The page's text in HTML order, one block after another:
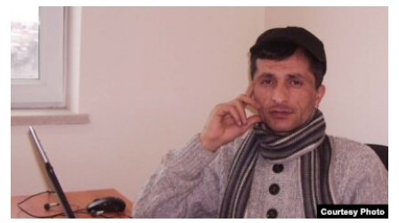
ARAŞDIRMA
MULTIMEDIA
VIDEO
FOTOQALEREYA
İNFOQRAFIKA
KARIKATURA
RADIO ARXIV
OXU ZALI
AZƏRBAYCAN ƏDƏBIYYATI KITABXANASI
İSLAM VƏ DEMOKRATIYA
İZ - MƏDƏNIYYƏT PROQRAMI
HAQQIMIZDA
MISSIYAMIZ
PEŞƏ ETIKASI VƏ JURNALISTIKA STANDARTLARIMIZ
MATERIALLARIMIZDAN ISTIFADƏ
BIZI IZLƏ